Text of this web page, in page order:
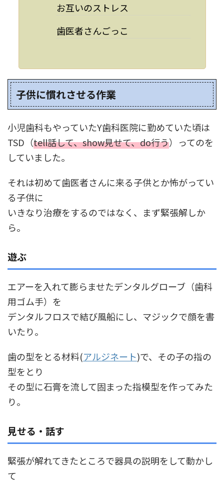
お互いのストレス
歯医者さんごっこ
子供に慣れさせる作業
小児歯科もやっていたY歯科医院に勤めていた頃は
TSD（tell話して、show見せて、do行う）ってのを
していました。
それは初めて歯医者さんに来る子供とか怖がってい
る子供に
いきなり治療をするのではなく、まず緊張解しか
ら。
遊ぶ
エアーを入れて膨らませたデンタルグローブ（歯科
用ゴム手）を
デンタルフロスで結び風船にし、マジックで顔を書
いたり。
歯の型をとる材料(アルジネート)で、その子の指の
型をとり
その型に石膏を流して固まった指模型を作ってみた
り。
見せる・話す
緊張が解れてきたところで器具の説明をして動かし
て